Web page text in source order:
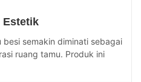
Estetik
besi semakin diminati sebagai
ruang tamu. Produk ini